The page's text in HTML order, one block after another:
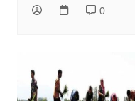
0